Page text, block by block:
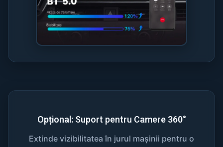
Opțional: Suport pentru Camere 360°
Extinde vizibilitatea în jurul mașinii pentru o